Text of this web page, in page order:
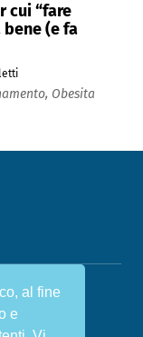
al fine
e
cui “fare
(e fa
Obesita